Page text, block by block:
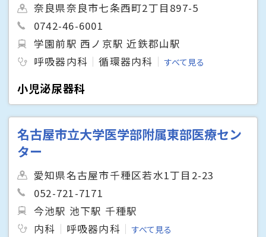
奈良県奈良市七条西町2丁目897-5
0742-46-6001
学園前駅 西ノ京駅 近鉄郡山駅
呼吸器内科
循環器内科 すべて見る
小児泌尿器科
名古屋市立大学医学部附属東部医療セン
ター
愛知県名古屋市千種区若水1丁目2-23
052-721-7171
今池駅 池下駅 千種駅
内科
呼吸器内科 すべて見る